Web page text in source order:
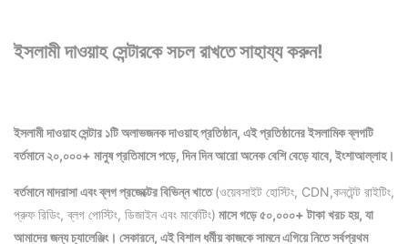
ইসলামী দাওয়াহ সেন্টারকে সচল রাখতে সাহায্য করুন!
ইসলামী দাওয়াহ সেন্টার ১টি অলাভজনক দাওয়াহ প্রতিষ্ঠান, এই প্রতিষ্ঠানের ইসলামিক ব্লগটি
বর্তমানে ২০,০০০+ মানুষ প্রতিমাসে পড়ে, দিন দিন আরো অনেক বেশি বেড়ে যাবে, ইংশাআল্লাহ।
বর্তমানে মাদরাসা এবং ব্লগ প্রজেক্টের বিভিন্ন খাতে(ওয়েবসাইট হোস্টিং, CDN,কনটেন্ট রাইটিং,
প্রুফ রিডিং, ব্লগ পোস্টিং, ডিজাইন এবং মার্কেটিং) মাসে গড়ে ৫০,০০০+ টাকা খরচ হয়, যা
আমাদের জন্য চ্যালেঞ্জিং। সেকারনে, এই বিশাল ধর্মীয় কাজকে সামনে এগিয়ে নিতে সর্বপ্রথম